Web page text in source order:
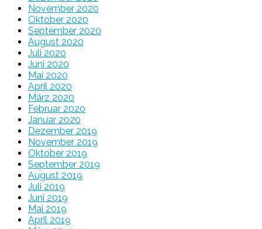
November 2020
Oktober 2020
September 2020
August 2020
Juli 2020
Juni 2020
Mai 2020
April 2020
März 2020
Februar 2020
Januar 2020
Dezember 2019
November 2019
Oktober 2019
September 2019
August 2019
Juli 2019
Juni 2019
Mai 2019
April 2019